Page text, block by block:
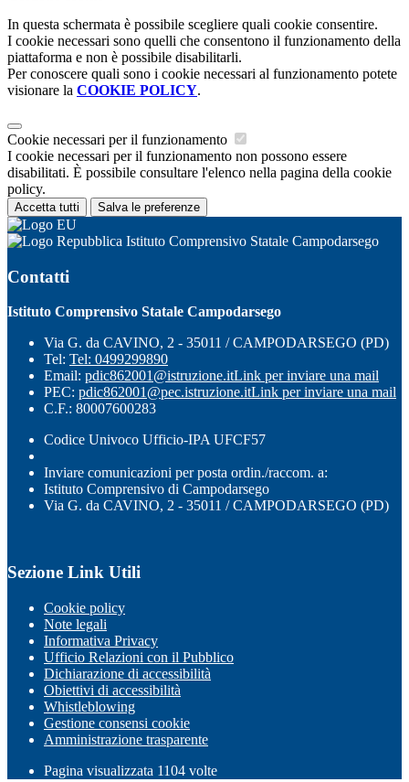
In questa schermata è possibile scegliere quali cookie consentire.
I cookie necessari sono quelli che consentono il funzionamento della
piattaforma e non è possibile disabilitarli.
Per conoscere quali sono i cookie necessari al funzionamento potete
visionare la COOKIE POLICY.
Cookie necessari per il funzionamento
I cookie necessari per il funzionamento non possono essere
disabilitati. È possibile consultare l'elenco nella pagina della cookie
policy.
Accetta tutti Salva le preferenze
Istituto Comprensivo Statale Campodarsego
Contatti
Istituto Comprensivo Statale Campodarsego
Via G. da CAVINO, 2 - 35011 / CAMPODARSEGO (PD)
Tel: Tel: 0499299890
Email: pdic862001@istruzione.itLink per inviare una mail
PEC: pdic862001@pec.istruzione.itLink per inviare una mail
C.F.: 80007600283
Codice Univoco Ufficio-IPA UFCF57
Inviare comunicazioni per posta ordin./raccom. a:
Istituto Comprensivo di Campodarsego
Via G. da CAVINO, 2 - 35011 / CAMPODARSEGO (PD)
Sezione Link Utili
Cookie policy
Note legali
Informativa Privacy
Ufficio Relazioni con il Pubblico
Dichiarazione di accessibilità
Obiettivi di accessibilità
Whistleblowing
Gestione consensi cookie
Amministrazione trasparente
Pagina visualizzata 1104 volte